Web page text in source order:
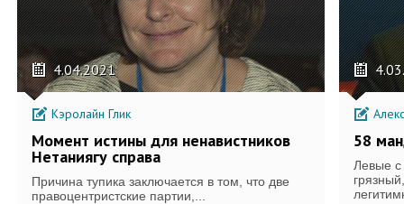
4.04.2021
Кэролайн Глик
Момент истины для ненавистников
Нетаниягу справа
Причина тупика заключается в том, что две
правоцентристские партии,...
58
Левые с